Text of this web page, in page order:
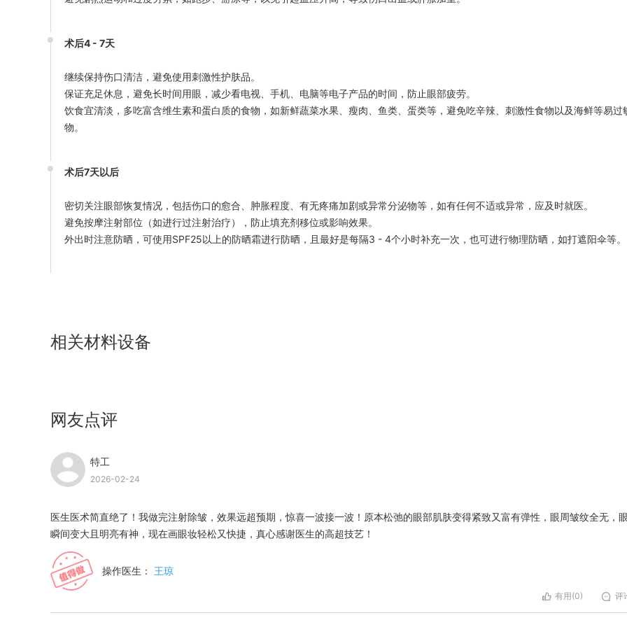
术后4 - 7天
继续保持伤口清洁，避免使用刺激性护肤品。
保证充足休息，避免长时间用眼，减少看电视、手机、电脑等电子产品的时间，防止眼部疲劳。
饮食宜清淡，多吃富含维生素和蛋白质的食物，如新鲜蔬菜水果、瘦肉、鱼类、蛋类等，避免吃辛辣、刺激性食物以及海鲜等易过
物。
术后7天以后
密切关注眼部恢复情况，包括伤口的愈合、肿胀程度、有无疼痛加剧或异常分泌物等，如有任何不适或异常，应及时就医。
避免按摩注射部位（如进行过注射治疗），防止填充剂移位或影响效果。
外出时注意防晒，可使用SPF25以上的防晒霜进行防晒，且最好是每隔3 - 4个小时补充一次，也可进行物理防晒，如打遮阳伞等。
相关材料设备
网友点评
特工
2026-02-24
医生医术简直绝了！我做完注射除皱，效果远超预期，惊喜一波接一波！原本松弛的眼部肌肤变得紧致又富有弹性，眼周皱纹全无，
瞬间变大且明亮有神，现在画眼妆轻松又快捷，真心感谢医生的高超技艺！
操作医生： 王琼
有用(0) 评